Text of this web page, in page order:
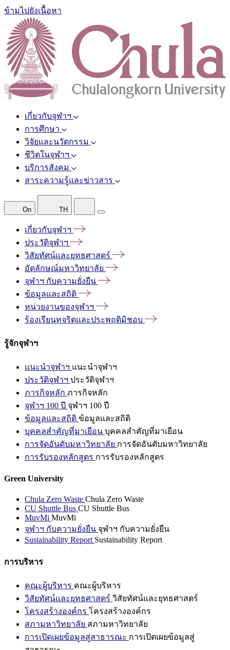
ข้ามไปยังเนื้อหา
เกี่ยวกับจุฬาฯ
การศึกษา
วิจัยและนวัตกรรม
ชีวิตในจุฬาฯ
บริการสังคม
สาระความรู้และข่าวสาร
On TH
เกี่ยวกับจุฬาฯ
ประวัติจุฬาฯ
วิสัยทัศน์และยุทธศาสตร์
อัตลักษณ์มหาวิทยาลัย
จุฬาฯ กับความยั่งยืน
ข้อมูลและสถิติ
หน่วยงานของจุฬาฯ
ร้องเรียนทุจริตและประพฤติมิชอบ
รู้จักจุฬาฯ
แนะนำจุฬาฯ แนะนำจุฬาฯ
ประวัติจุฬาฯ ประวัติจุฬาฯ
ภารกิจหลัก ภารกิจหลัก
จุฬาฯ 100 ปี จุฬาฯ 100 ปี
ข้อมูลและสถิติ ข้อมูลและสถิติ
บุคคลสำคัญที่มาเยือน บุคคลสำคัญที่มาเยือน
การจัดอันดับมหาวิทยาลัย การจัดอันดับมหาวิทยาลัย
การรับรองหลักสูตร การรับรองหลักสูตร
Green University
Chula Zero Waste Chula Zero Waste
CU Shuttle Bus CU Shuttle Bus
MuvMi MuvMi
จุฬาฯ กับความยั่งยืน จุฬาฯ กับความยั่งยืน
Sustainability Report Sustainability Report
การบริหาร
คณะผู้บริหาร คณะผู้บริหาร
วิสัยทัศน์และยุทธศาสตร์ วิสัยทัศน์และยุทธศาสตร์
โครงสร้างองค์กร โครงสร้างองค์กร
สภามหาวิทยาลัย สภามหาวิทยาลัย
การเปิดเผยข้อมูลสู่สาธารณะ การเปิดเผยข้อมูลสู่